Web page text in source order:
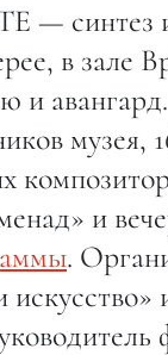
— синтез
в
и
музея,
и
.